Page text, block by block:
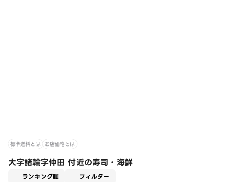
標準送料とは お店価格とは
大字諸輪字仲田 付近の寿司・海鮮
ランキング順 フィルター